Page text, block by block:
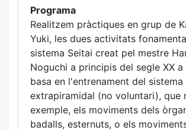
Programa
Realitzem pràctiques en grup de
Yuki, les dues activitats
sistema Seitai creat pel mestre
Noguchi a principis del segle XX a
basa en l'entrenament del
extrapiramidal (no voluntari), que
exemple, els moviments dels
badalls, esternuts, o els